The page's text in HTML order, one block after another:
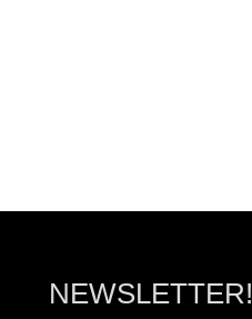
NEWSLETTER!